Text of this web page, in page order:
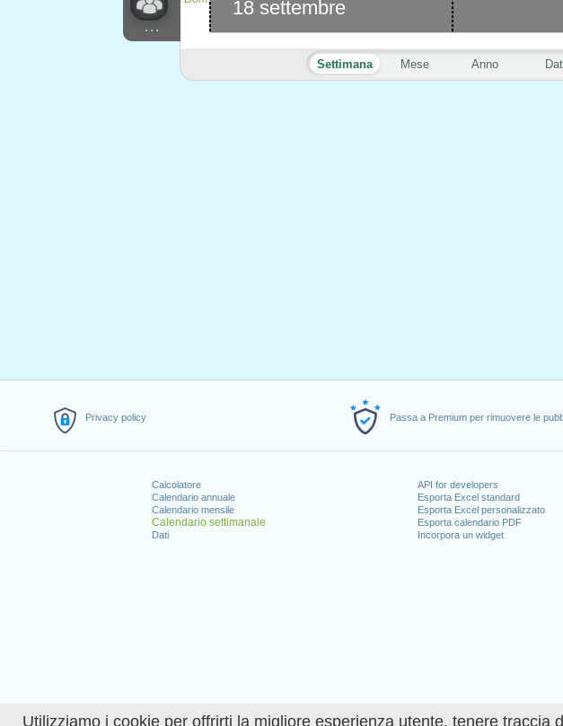
Utilizziamo i cookie per offrirti la migliore esperienza utente, tenere
Privacy policy Passa a Premium per rimuovere le
Calcolatore
Calendario annuale
Calendario mensile
Calendario settimanale
Dati
API for developers
Esporta Excel standard
Esporta Excel personalizzato
Esporta calendario PDF
Incorpora un widget
...
Settimana Mese Anno
18 settembre